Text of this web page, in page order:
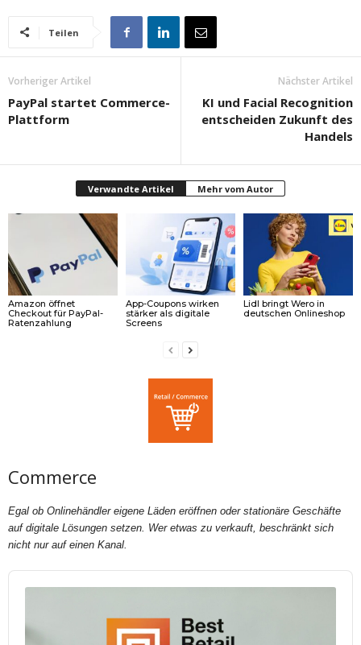
Teilen
Vorheriger Artikel
PayPal startet Commerce-
Plattform
Nächster Artikel
KI und Facial Recognition
entscheiden Zukunft des
Handels
Verwandte Artikel Mehr vom Autor
Amazon öffnet
Checkout für PayPal-
Ratenzahlung
App-Coupons wirken
stärker als digitale
Screens
Lidl bringt Wero in
deutschen Onlineshop
Commerce
Egal ob Onlinehändler eigene Läden eröffnen oder stationäre Geschäfte
auf digitale Lösungen setzen. Wer etwas zu verkauft, beschränkt sich
nicht nur auf einen Kanal.
Audio
Player